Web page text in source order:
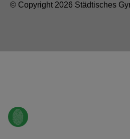
© Copyright 2026 Städtisches